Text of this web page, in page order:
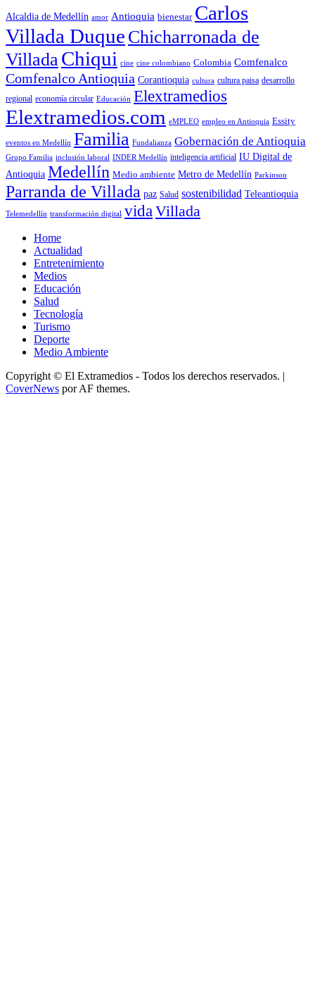
Alcaldia de Medellín amor Antioquia bienestar Carlos
Villada Duque Chicharronada de
Villada Chiqui cine cine colombiano Colombia Comfenalco
Comfenalco Antioquia Corantioquia cultura cultura paisa desarrollo
regional economía circular Educación Elextramedios
Elextramedios.com eMPLEO empleo en Antioquia Essity
eventos en Medellín Familia Fundalianza Gobernación de Antioquia
Grupo Familia inclusión laboral INDER Medellín inteligencia artificial IU Digital de
Antioquia Medellín Medio ambiente Metro de Medellín Parkinson
Parranda de Villada paz Salud sostenibilidad Teleantioquia
Telemedellín transformación digital vida Villada
Home
Actualidad
Entretenimiento
Medios
Educación
Salud
Tecnología
Turismo
Deporte
Medio Ambiente
Copyright © El Extramedios - Todos los derechos reservados. |
CoverNews por AF themes.